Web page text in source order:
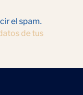
el spam.
de tus